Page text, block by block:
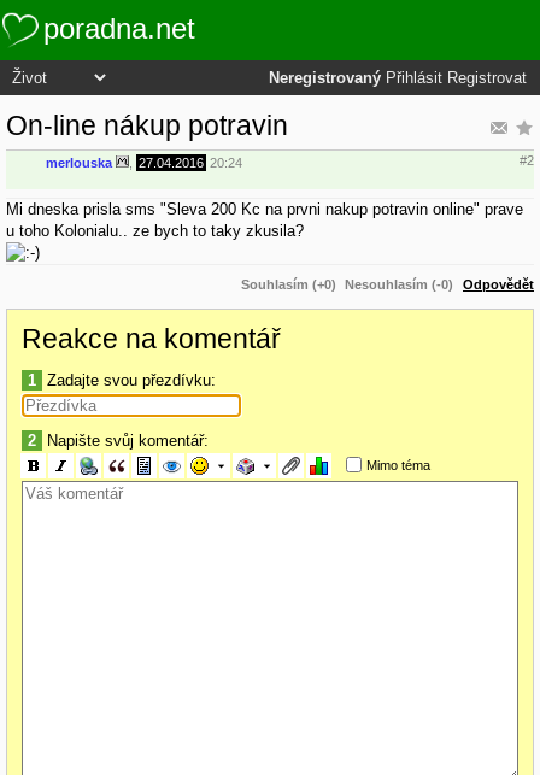
poradna.net
Neregistrovaný Přihlásit Registrovat
On-line nákup potravin
merlouska 27.04.2016 20:24 #2
Mi dneska prisla sms "Sleva 200 Kc na prvni nakup potravin online" prave
u toho Kolonialu.. ze bych to taky zkusila?
Souhlasím (+0) Nesouhlasím (-0) Odpovědět
Reakce na komentář
1 Zadajte svou přezdívku:
2 Napište svůj komentář:
Mimo téma